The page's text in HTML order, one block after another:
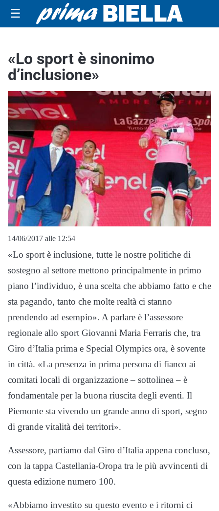
☰
«Lo sport è sinonimo
d’inclusione»
14/06/2017 alle 12:54
«Lo sport è inclusione, tutte le nostre politiche di
sostegno al settore mettono principalmente in primo
piano l’individuo, è una scelta che abbiamo fatto e che
sta pagando, tanto che molte realtà ci stanno
prendendo ad esempio». A parlare è l’assessore
regionale allo sport Giovanni Maria Ferraris che, tra
Giro d’Italia prima e Special Olympics ora, è sovente
in città. «La presenza in prima persona di fianco ai
comitati locali di organizzazione – sottolinea – è
fondamentale per la buona riuscita degli eventi. Il
Piemonte sta vivendo un grande anno di sport, segno
di grande vitalità dei territori».
Assessore, partiamo dal Giro d’Italia appena concluso,
con la tappa Castellania-Oropa tra le più avvincenti di
questa edizione numero 100.
«Abbiamo investito su questo evento e i ritorni ci